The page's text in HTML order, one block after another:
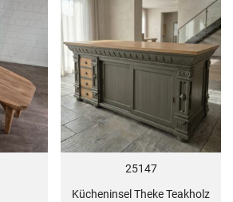
25147
Kücheninsel Theke Teakholz